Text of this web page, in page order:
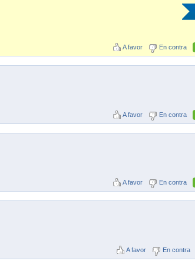
A favor En contra
A favor En contra
A favor En contra
A favor En contra